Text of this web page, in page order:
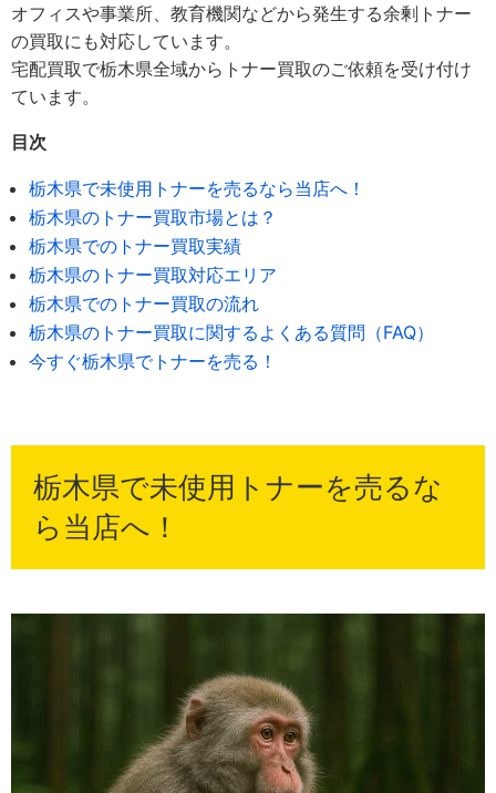
オフィスや事業所、教育機関などから発生する余剰トナー
の買取にも対応しています。
宅配買取で栃木県全域からトナー買取のご依頼を受け付け
ています。
目次
栃木県で未使用トナーを売るなら当店へ！
栃木県のトナー買取市場とは？
栃木県でのトナー買取実績
栃木県のトナー買取対応エリア
栃木県でのトナー買取の流れ
栃木県のトナー買取に関するよくある質問（FAQ）
今すぐ栃木県でトナーを売る！
栃木県で未使用トナーを売るな
ら当店へ！